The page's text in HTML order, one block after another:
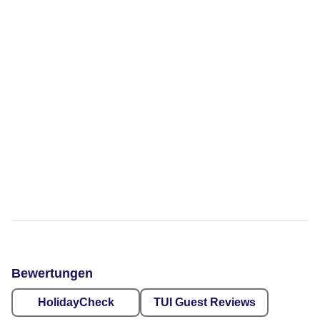
Bewertungen
HolidayCheck TUI Guest Reviews